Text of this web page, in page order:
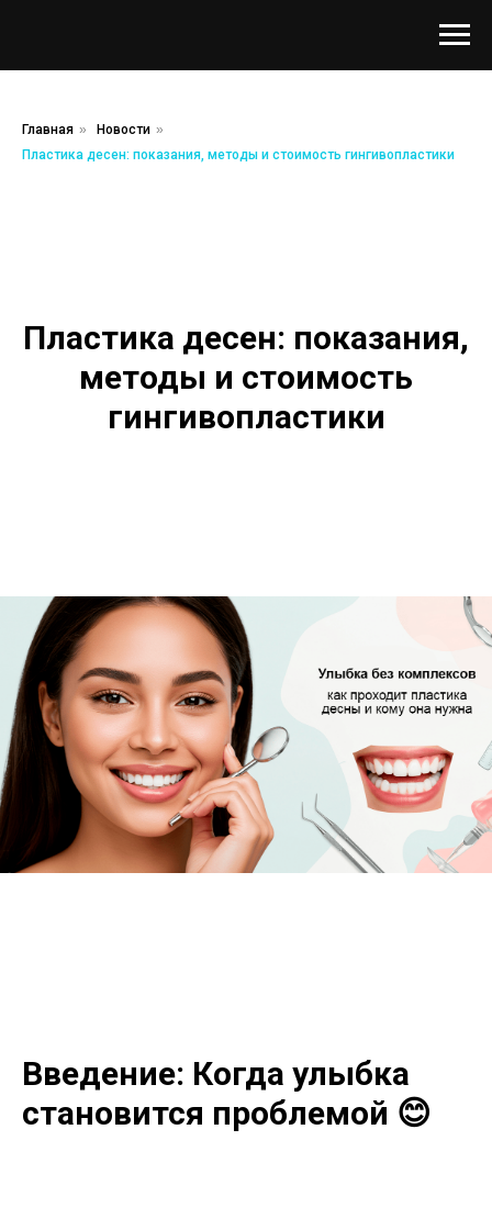
Главная » Новости »
Пластика десен: показания, методы и стоимость гингивопластики
Пластика десен: показания,
методы и стоимость
гингивопластики
Введение: Когда улыбка
становится проблемой 😊